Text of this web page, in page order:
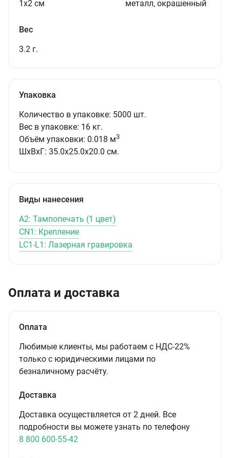
1х2 см металл, окрашенный
Вес
3.2 г.
Упаковка
Количество в упаковке: 5000 шт.
Вес в упаковке: 16 кг.
Объём упаковки: 0.018 м3
ШxВxГ: 35.0x25.0x20.0 см.
Виды нанесения
A2: Тампопечать (1 цвет)
CN1: Крепление
LC1-L1: Лазерная гравировка
Оплата и доставка
Оплата
Любимые клиенты, мы работаем с НДС-22%
только с юридическими лицами по
безналичному расчёту.
Доставка
Доставка осуществляется от 2 дней. Все
подробности вы можете узнать по телефону
8 800 600-55-42